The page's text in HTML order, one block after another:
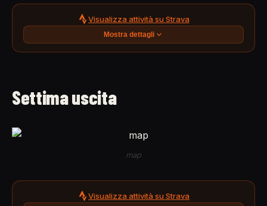
Visualizza attività su Strava
Mostra dettagli
Settima uscita
map
Visualizza attività su Strava